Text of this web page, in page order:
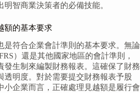
智商業決策者的必備技能。
額的基本要求
是符合企業會計準則的基本要求。無論
）還是其他國家地區的會計準則，
發生制來編製財務報表。這確保了財務
透明度。對於需要提交財務報表予股
小企業而言，正確處理見越額是履行會